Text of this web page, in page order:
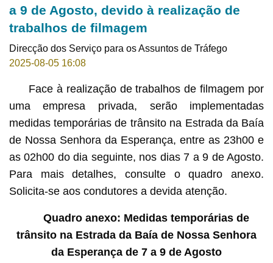
a 9 de Agosto, devido à realização de
trabalhos de filmagem
Direcção dos Serviço para os Assuntos de Tráfego
2025-08-05 16:08
Face à realização de trabalhos de filmagem por
uma empresa privada, serão implementadas
medidas temporárias de trânsito na Estrada da Baía
de Nossa Senhora da Esperança, entre as 23h00 e
as 02h00 do dia seguinte, nos dias 7 a 9 de Agosto.
Para mais detalhes, consulte o quadro anexo.
Solicita-se aos condutores a devida atenção.
Quadro anexo: Medidas temporárias de
trânsito na Estrada da Baía de Nossa Senhora
da Esperança de 7 a 9 de Agosto